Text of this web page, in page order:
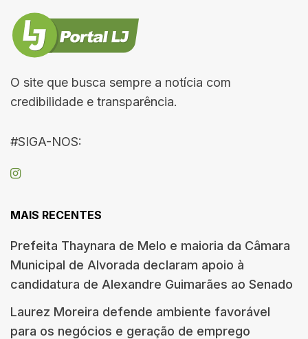
O site que busca sempre a notícia com
credibilidade e transparência.
#SIGA-NOS:
MAIS RECENTES
Prefeita Thaynara de Melo e maioria da Câmara
Municipal de Alvorada declaram apoio à
candidatura de Alexandre Guimarães ao Senado
Laurez Moreira defende ambiente favorável
para os negócios e geração de emprego